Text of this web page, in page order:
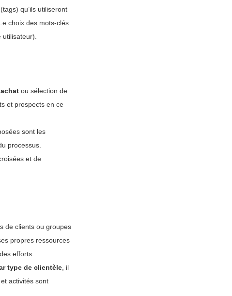
(tags) qu’ils utiliseront
choix des mots-clés
ou sélection de
et prospects en ce
sont les
processus.
et de
de clients ou groupes
propres ressources
efforts.
type de clientèle , il
activités sont